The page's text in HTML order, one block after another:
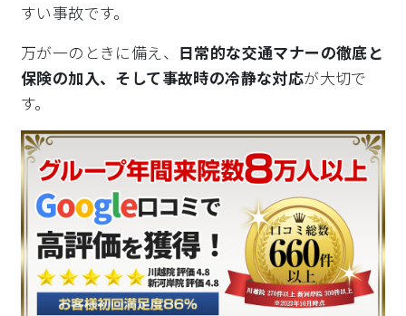
すい事故です。
万が一のときに備え、 日常的な交通マナーの徹底と
保険の加入、そして事故時の冷静な対応が大切で
す。